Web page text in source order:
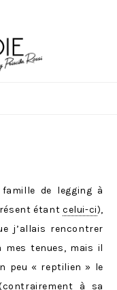
de legging à
étant celui-ci),
j’allais rencontrer
tenues, mais il
peu « reptilien » le
à sa